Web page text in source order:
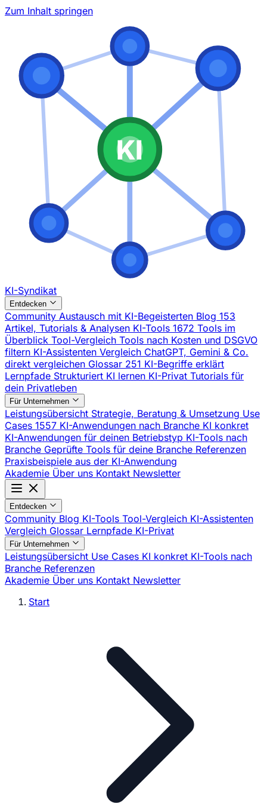
Zum Inhalt springen
KI
KI-Syndikat
Entdecken
Community Austausch mit KI-Begeisterten Blog 153
Artikel, Tutorials & Analysen KI-Tools 1672 Tools im
Überblick Tool-Vergleich Tools nach Kosten und DSGVO
filtern KI-Assistenten Vergleich ChatGPT, Gemini & Co.
direkt vergleichen Glossar 251 KI-Begriffe erklärt
Lernpfade Strukturiert KI lernen KI-Privat Tutorials für
dein Privatleben
Für Unternehmen
Leistungsübersicht Strategie, Beratung & Umsetzung Use
Cases 1557 KI-Anwendungen nach Branche KI konkret
KI-Anwendungen für deinen Betriebstyp KI-Tools nach
Branche Geprüfte Tools für deine Branche Referenzen
Praxisbeispiele aus der KI-Anwendung
Akademie Über uns Kontakt Newsletter
Entdecken
Community Blog KI-Tools Tool-Vergleich KI-Assistenten
Vergleich Glossar Lernpfade KI-Privat
Für Unternehmen
Leistungsübersicht Use Cases KI konkret KI-Tools nach
Branche Referenzen
Akademie Über uns Kontakt Newsletter
Start